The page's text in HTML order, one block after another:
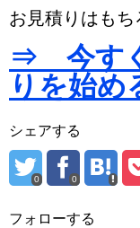
お見積りはもち
⇒ 今す
りを始め
シェアする
0 0
フォローする